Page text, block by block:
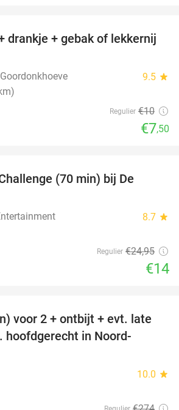
25%
drankje + gebak of lekkernij
9.5 star
Regulier €10
€7,50
(70 min) bij De
8.7 star
Regulier €24,95
€14
42%
voor 2 + ontbijt + evt. late
hoofdgerecht in Noord-
10.0 star